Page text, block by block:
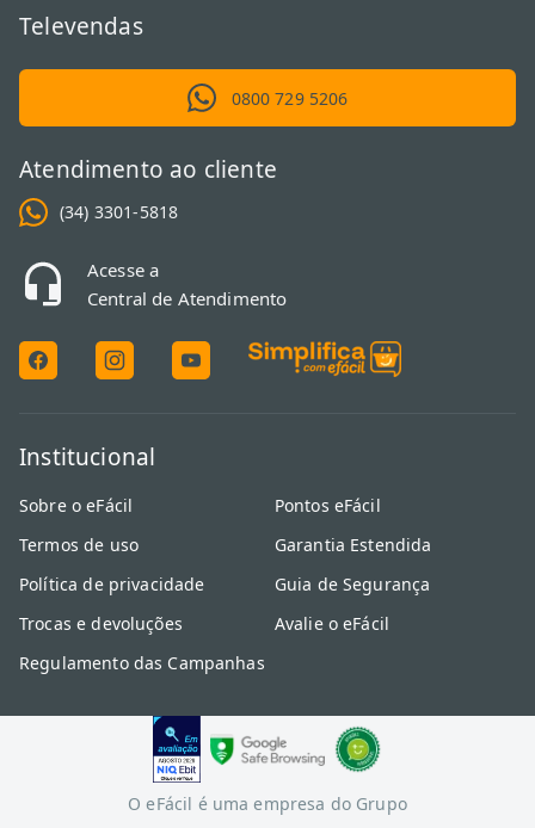
Televendas
0800 729 5206
Atendimento ao cliente
(34) 3301-5818
Acesse a
Central de Atendimento
Institucional
Sobre o eFácil
Termos de uso
Política de privacidade
Trocas e devoluções
Regulamento das Campanhas
Pontos eFácil
Garantia Estendida
Guia de Segurança
Avalie o eFácil
O eFácil é uma empresa do Grupo